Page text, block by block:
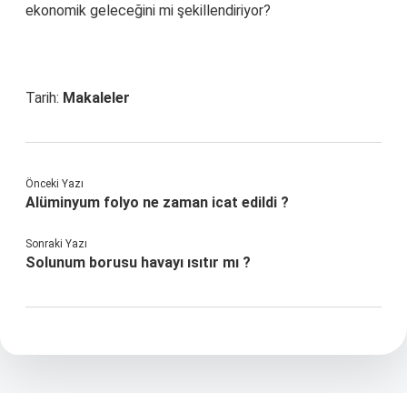
ekonomik geleceğini mi şekillendiriyor?
Tarih: Makaleler
Önceki Yazı
Alüminyum folyo ne zaman icat edildi ?
Sonraki Yazı
Solunum borusu havayı ısıtır mı ?